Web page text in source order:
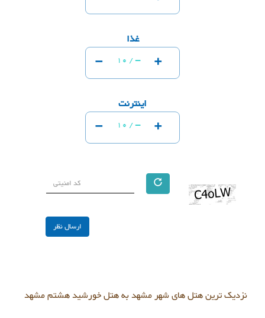
غذا
- 10 / - +
اینترنت
- 10 / - +
نزدیک ترین هتل های شهر مشهد به هتل خورشید هشتم مشهد